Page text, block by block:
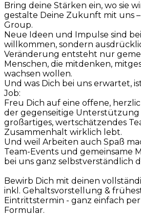
Bring deine Stärken ein, wo sie
gestalte Deine Zukunft mit uns
Group.
Neue Ideen und Impulse sind
willkommen, sondern
Veränderung entsteht nur
Menschen, die mitdenken,
wachsen wollen.
Und was Dich bei uns erwartet,
Job:
Freu Dich auf eine offene,
der gegenseitige Unterstützung
großartiges, wertschätzendes
Zusammenhalt wirklich lebt.
Und weil Arbeiten auch Spaß
Team-Events und gemeinsame
bei uns ganz selbstverständlich
Bewirb Dich mit deinen
inkl. Gehaltsvorstellung &
Eintrittstermin - ganz einfach
Formular.